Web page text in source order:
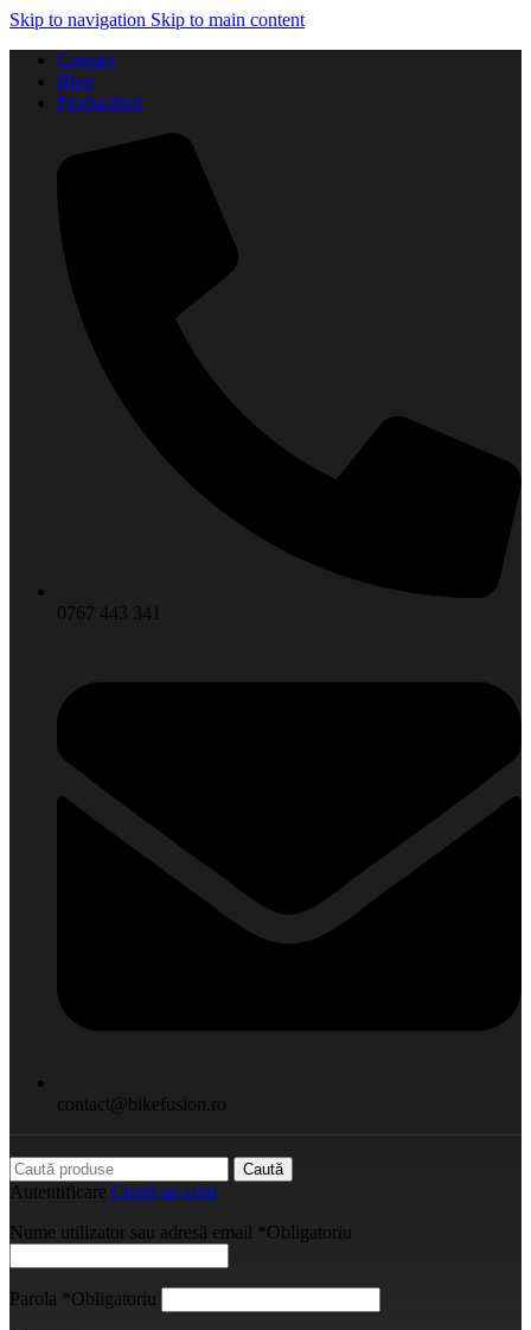
Skip to navigation Skip to main content
Contact
Blog
Producători
0767 443 341
contact@bikefusion.ro
Caută
Autentificare Creați un cont
Nume utilizator sau adresă email *Obligatoriu
Parola *Obligatoriu